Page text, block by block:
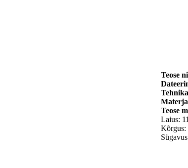
Teose
Teose
Laius:
Kõrgus: